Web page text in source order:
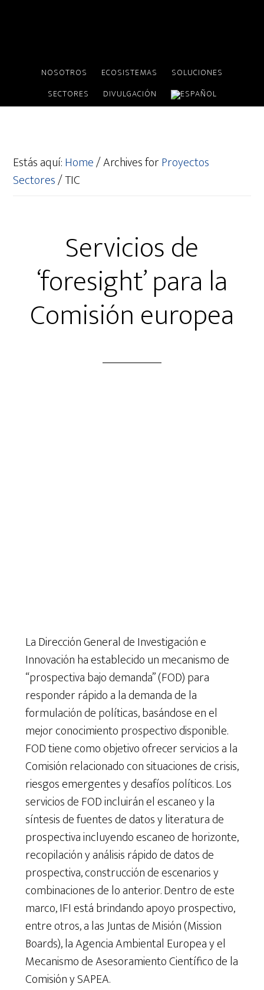
NOSOTROS ECOSISTEMAS
SOLUCIONES
SECTORES
DIVULGACIÓN
Estás aquí:Home/Archives forProyectos
Sectores/TIC
Servicios de
‘foresight’ para la
Comisión europea
La Dirección General de Investigación e
Innovación ha establecido un mecanismo de
“prospectiva bajo demanda” (FOD) para
responder rápido a la demanda de la
formulación de políticas, basándose en el
mejor conocimiento prospectivo disponible.
FOD tiene como objetivo ofrecer servicios a la
Comisión relacionado con situaciones de crisis,
riesgos emergentes y desafíos políticos. Los
servicios de FOD incluirán el escaneo y la
síntesis de fuentes de datos y literatura de
prospectiva incluyendo escaneo de horizonte,
recopilación y análisis rápido de datos de
prospectiva, construcción de escenarios y
combinaciones de lo anterior. Dentro de este
marco, IFI está brindando apoyo prospectivo,
entre otros, a las Juntas de Misión (Mission
Boards), la Agencia Ambiental Europea y el
Mecanismo de Asesoramiento Científico de la
Comisión y SAPEA.